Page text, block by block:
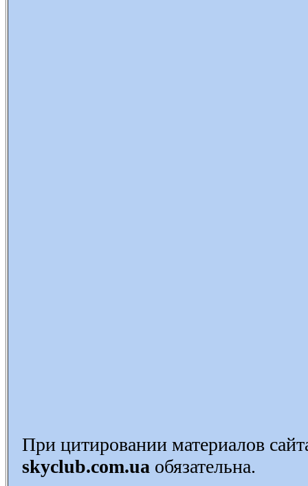
При цитировании материалов
skyclub.com.ua обязательна.